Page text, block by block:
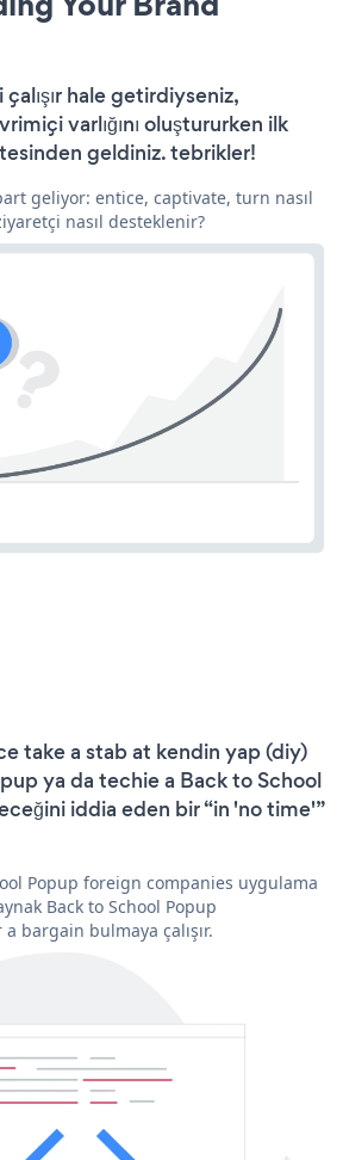
hale getirdiyseniz,
varlığını oluştururken ilk
geldiniz. tebrikler!
geliyor: entice, captivate, turn nasıl
nasıl desteklenir?
take a stab at kendin yap (diy)
ya da techie a Back to School
iddia eden bir “in 'no time'”
Popup foreign companies uygulama
Back to School Popup
bargain bulmaya çalışır.